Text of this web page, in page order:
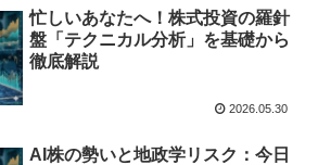
忙しいあなたへ！株式投資の羅針
盤「テクニカル分析」を基礎から
徹底解説
2026.05.30
AI株の勢いと地政学リスク：今日